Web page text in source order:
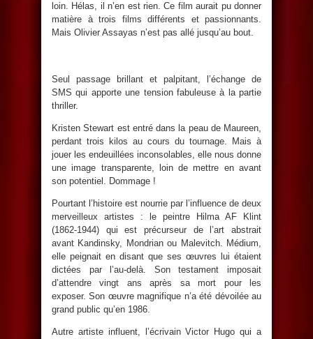
loin. Hélas, il n’en est rien. Ce film aurait pu donner
matière à trois films différents et passionnants.
Mais Olivier Assayas n’est pas allé jusqu’au bout.
Seul passage brillant et palpitant, l’échange de
SMS qui apporte une tension fabuleuse à la partie
thriller.
Kristen Stewart est entré dans la peau de Maureen,
perdant trois kilos au cours du tournage. Mais à
jouer les endeuillées inconsolables, elle nous donne
une image transparente, loin de mettre en avant
son potentiel. Dommage !
Pourtant l’histoire est nourrie par l’influence de deux
merveilleux artistes : le peintre Hilma AF Klint
(1862-1944) qui est précurseur de l’art abstrait
avant Kandinsky, Mondrian ou Malevitch. Médium,
elle peignait en disant que ses œuvres lui étaient
dictées par l’au-delà. Son testament imposait
d’attendre vingt ans après sa mort pour les
exposer. Son œuvre magnifique n’a été dévoilée au
grand public qu’en 1986.
Autre artiste influent, l’écrivain Victor Hugo qui a